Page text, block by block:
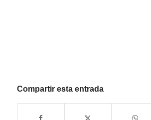
Compartir esta entrada